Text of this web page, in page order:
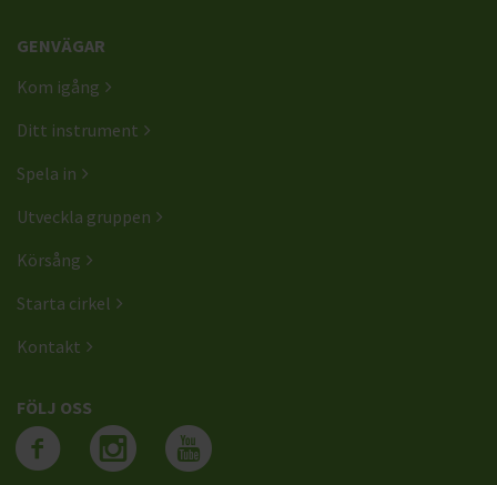
GENVÄGAR
Kom igång
Ditt instrument
Spela in
Utveckla gruppen
Körsång
Starta cirkel
Kontakt
FÖLJ OSS